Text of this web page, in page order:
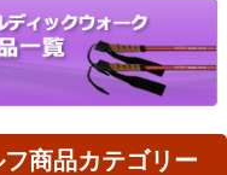
商品カテゴリー